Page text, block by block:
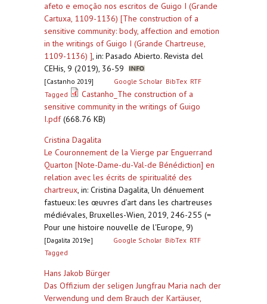
afeto e emoção nos escritos de Guigo I (Grande
Cartuxa, 1109-1136) [The construction of a
sensitive community: body, affection and emotion
in the writings of Guigo I (Grande Chartreuse,
1109-1136) ], in: Pasado Abierto. Revista del
CEHis, 9 (2019), 36-59
[Castanho 2019] Google Scholar BibTex RTF
Tagged
Castanho_The construction of a
sensitive community in the writings of Guigo
I.pdf(668.76 KB)
Cristina Dagalita
Le Couronnement de la Vierge par Enguerrand
Quarton [Note-Dame-du-Val-de Bénédiction] en
relation avec les écrits de spiritualité des
chartreux, in: Cristina Dagalita, Un dénuement
fastueux: les œuvres d’art dans les chartreuses
médiévales, Bruxelles-Wien, 2019, 246-255 (=
Pour une histoire nouvelle de l'Europe, 9)
[Dagalita 2019e] Google Scholar BibTex RTF
Tagged
Hans Jakob Bürger
Das Offizium der seligen Jungfrau Maria nach der
Verwendung und dem Brauch der Kartäuser,